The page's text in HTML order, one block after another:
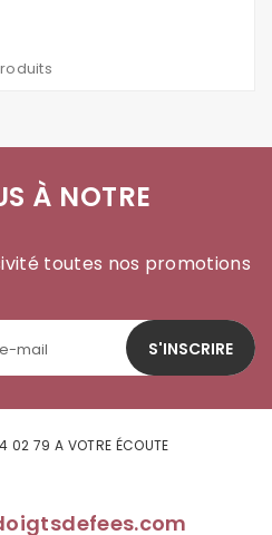
À NOTRE
toutes nos promotions
S'INSCRIRE
02 79 A VOTRE ÉCOUTE